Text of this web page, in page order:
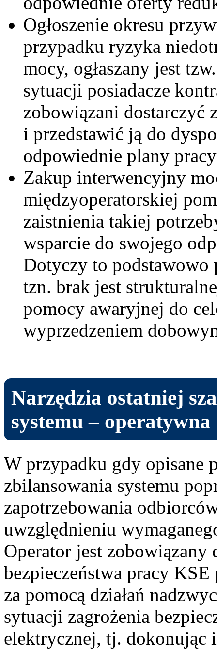
Ogłoszenie okresu
przypadku ryzyka
mocy, ogłaszany jest
sytuacji posiadacze
zobowiązani dostarczyć
i przedstawić ją do
odpowiednie plany
Zakup interwencyjny
międzyoperatorskiej
zaistnienia takiej
wsparcie do swojego
Dotyczy to podstawowo
tzn. brak jest
pomocy awaryjnej do
wyprzedzeniem
Narzędzia ostatniej
systemu –
W przypadku gdy opisane
zbilansowania systemu
zapotrzebowania
uwzględnieniu
Operator jest zobowiązany
bezpieczeństwa pracy
za pomocą działań
sytuacji zagrożenia
elektrycznej, tj. dokonując